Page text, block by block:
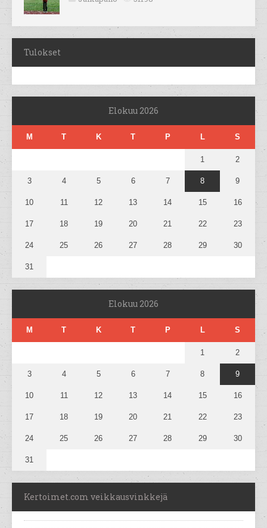
Tulokset
Elokuu 2026
M T K T P L S
1 2
3 4 5 6 7 8 9
10 11 12 13 14 15 16
17 18 19 20 21 22 23
24 25 26 27 28 29 30
31
Elokuu 2026
M T K T P L S
1 2
3 4 5 6 7 8 9
10 11 12 13 14 15 16
17 18 19 20 21 22 23
24 25 26 27 28 29 30
31
Kertoimet.com veikkausvinkkejä